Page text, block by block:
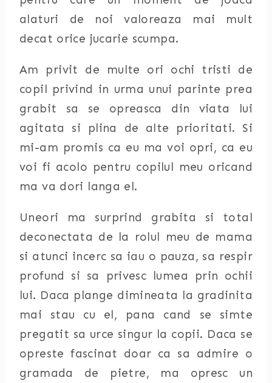
alaturi de noi valoreaza mai mult
decat orice jucarie scumpa.
Am privit de multe ori ochi tristi de
copil privind in urma unui parinte prea
grabit sa se opreasca din viata lui
agitata si plina de alte prioritati. Si
mi-am promis ca eu ma voi opri, ca eu
voi fi acolo pentru copilul meu oricand
ma va dori langa el.
Uneori ma surprind grabita si total
deconectata de la rolul meu de mama
si atunci incerc sa iau o pauza, sa respir
profund si sa privesc lumea prin ochii
lui. Daca plange dimineata la gradinita
mai stau cu el, pana cand se simte
pregatit sa urce singur la copii. Daca se
opreste fascinat doar ca sa admire o
gramada de pietre, ma opresc un